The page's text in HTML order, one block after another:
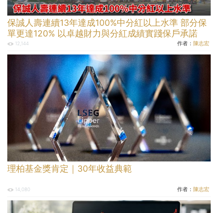
保誠人壽連續13年達成100%中分紅以上水準 部分保
單更達120% 以卓越財力與分紅成績實踐保戶承諾
12,144 作者： 陳志宏
理柏基金獎肯定｜30年收益典範
14,080 作者： 陳志宏